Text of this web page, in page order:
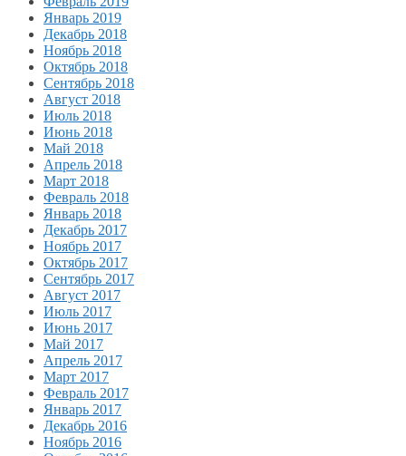
Январь 2019
Декабрь 2018
Ноябрь 2018
Октябрь 2018
Сентябрь 2018
Август 2018
Июль 2018
Июнь 2018
Май 2018
Апрель 2018
Март 2018
Февраль 2018
Январь 2018
Декабрь 2017
Ноябрь 2017
Октябрь 2017
Сентябрь 2017
Август 2017
Июль 2017
Июнь 2017
Май 2017
Апрель 2017
Март 2017
Февраль 2017
Январь 2017
Декабрь 2016
Ноябрь 2016